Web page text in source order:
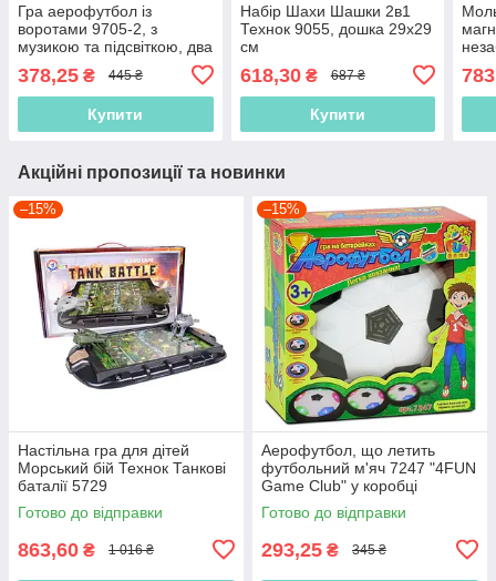
Гра аерофутбол із
воротами 9705-2, з
музикою та підсвіткою, два
бортиком, що захищає
меблі
378,25 ₴ 445 ₴
Купити
Набір Шахи Шашки 2в1
Технок 9055, дошка 29х29
см
618,30₴ 687 ₴
Купити
Акційні пропозиції та новинки
–15%
Настільна гра для дітей
Морський бій Технок Танкові
баталії 5729
Готово до відправки
863,60 ₴ 1 016 ₴
–15%
Аерофутбол, що летить
футбольний м'яч 7247 "4FUN
Game Club" у коробці
Готово до відправки
293,25 ₴ 345 ₴